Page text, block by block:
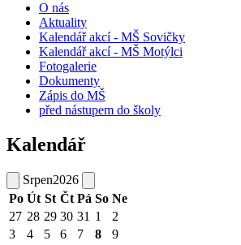
O nás
Aktuality
Kalendář akcí - MŠ Sovičky
Kalendář akcí - MŠ Motýlci
Fotogalerie
Dokumenty
Zápis do MŠ
před nástupem do školy
Kalendář
Srpen2026
Po Út St Čt Pá So Ne
27 28 29 30 31 1
2
3
4 5 6 7 8
9